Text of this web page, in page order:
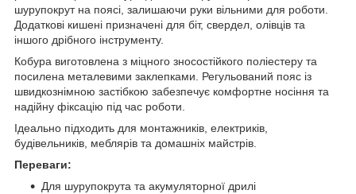
шурупокрут на поясі, залишаючи руки вільними для роботи.
Додаткові кишені призначені для біт, свердел, олівців та
іншого дрібного інструменту.
Кобура виготовлена з міцного зносостійкого поліестеру та
посилена металевими заклепками. Регульований пояс із
швидкознімною застібкою забезпечує комфортне носіння та
надійну фіксацію під час роботи.
Ідеально підходить для монтажників, електриків,
будівельників, меблярів та домашніх майстрів.
Переваги:
Для шурупокрута та акумуляторної дрилі